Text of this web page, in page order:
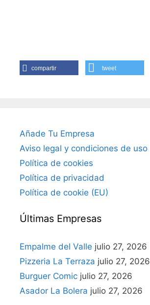
compartir tweet
Añade Tu Empresa
Aviso legal y condiciones de uso
Política de cookies
Política de privacidad
Política de cookie (EU)
Últimas Empresas
Empalme del Valle julio 27, 2026
Pizzeria La Terraza julio 27, 2026
Burguer Comic julio 27, 2026
Asador La Bolera julio 27, 2026